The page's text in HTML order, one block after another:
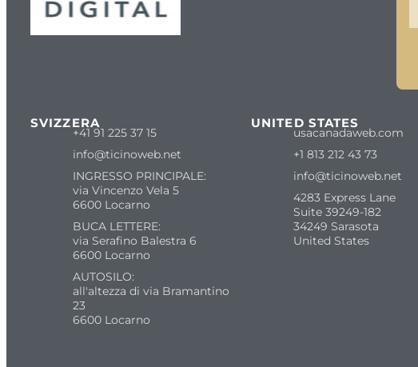
SVIZZERA
+41 91 225 37 15
info@ticinoweb.net
INGRESSO PRINCIPALE:
via Vincenzo Vela 5
6600 Locarno
BUCA LETTERE:
via Serafino Balestra 6
6600 Locarno
AUTOSILO:
all'altezza di via Bramantino
23
6600 Locarno
UNITED STATES
usacanadaweb.com
+1 813 212 43 73
info@ticinoweb.net
4283 Express Lane
Suite 39249-182
34249 Sarasota
United States